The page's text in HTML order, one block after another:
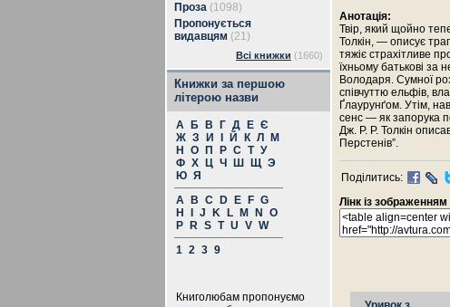
Проза (1098)
Пропонується
видавцям (21)
Всі книжки (1660)
Книжки за першою
літерою назви
А Б В Г Д Е Є
Ж З И Й К Л
М
Н
О П Р С Т У
Ф Х Ц Ч Ш Щ Э
Ю Я
A
B C D E F G
H
J K L M N
O
P
R S T U V W
1 2 3 9
Книголюбам пропонуємо
Анотація:
Твір, який щойно
Толкін, — описує
тяжіє страхітливе
їхньому батькові за
Володаря. Сумної
співчуттю ельфів,
Ґлаурунґом. Утім,
сенс — як запорука
Дж. Р. Р. Толкін
Перстенів”.
Поділитись:
Лінк із